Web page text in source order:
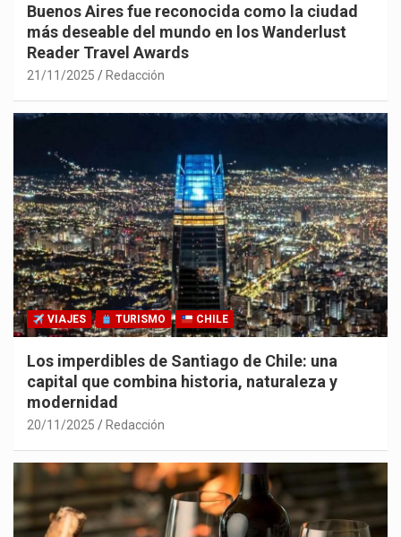
Buenos Aires fue reconocida como la ciudad
más deseable del mundo en los Wanderlust
Reader Travel Awards
21/11/2025 Redacción
VIAJES TURISMO CHILE
Los imperdibles de Santiago de Chile: una
capital que combina historia, naturaleza y
modernidad
20/11/2025 Redacción